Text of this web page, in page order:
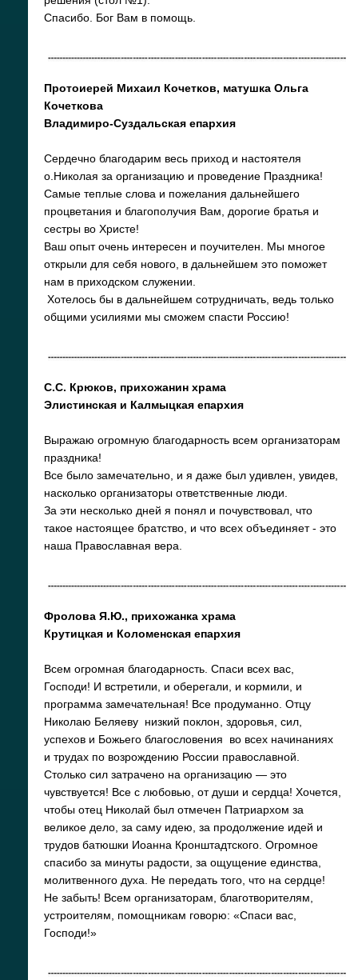
Спасибо. Бог Вам в помощь.
Протоиерей Михаил Кочетков, матушка Ольга
Кочеткова
Владимиро-Суздальская епархия
Сердечно благодарим весь приход и настоятеля
о.Николая за организацию и проведение Праздника!
Самые теплые слова и пожелания дальнейшего
процветания и благополучия Вам, дорогие братья и
сестры во Христе!
Ваш опыт очень интересен и поучителен. Мы многое
открыли для себя нового, в дальнейшем это поможет
нам в приходском служении.
Хотелось бы в дальнейшем сотрудничать, ведь только
общими усилиями мы сможем спасти Россию!
С.С. Крюков, прихожанин храма
Элистинская и Калмыцкая епархия
Выражаю огромную благодарность всем организаторам
праздника!
Все было замечательно, и я даже был удивлен, увидев,
насколько организаторы ответственные люди.
За эти несколько дней я понял и почувствовал, что
такое настоящее братство, и что всех объединяет - это
наша Православная вера.
Фролова Я.Ю., прихожанка храма
Крутицкая и Коломенская епархия
Всем огромная благодарность. Спаси всех вас,
Господи! И встретили, и оберегали, и кормили, и
программа замечательная! Все продуманно. Отцу
Николаю Беляеву низкий поклон, здоровья, сил,
успехов и Божьего благословения во всех начинаниях
и трудах по возрождению России православной.
Столько сил затрачено на организацию — это
чувствуется! Все с любовью, от души и сердца! Хочется,
чтобы отец Николай был отмечен Патриархом за
великое дело, за саму идею, за продолжение идей и
трудов батюшки Иоанна Кронштадтского. Огромное
спасибо за минуты радости, за ощущение единства,
молитвенного духа. Не передать того, что на сердце!
Не забыть! Всем организаторам, благотворителям,
устроителям, помощникам говорю: «Спаси вас,
Господи!»